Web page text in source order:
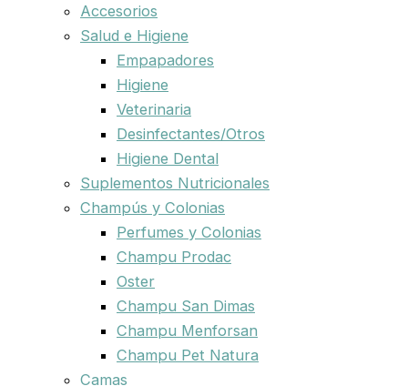
Accesorios
Salud e Higiene
Empapadores
Higiene
Veterinaria
Desinfectantes/Otros
Higiene Dental
Suplementos Nutricionales
Champús y Colonias
Perfumes y Colonias
Champu Prodac
Oster
Champu San Dimas
Champu Menforsan
Champu Pet Natura
Camas